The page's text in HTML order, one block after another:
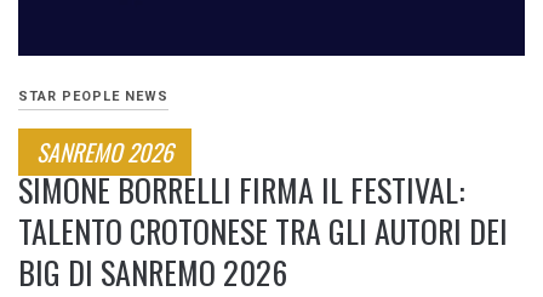
STAR PEOPLE NEWS
SANREMO 2026
SIMONE BORRELLI FIRMA IL FESTIVAL:
TALENTO CROTONESE TRA GLI AUTORI DEI
BIG DI SANREMO 2026